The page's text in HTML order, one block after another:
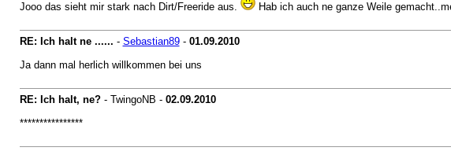
Jooo das sieht mir stark nach Dirt/Freeride aus. Hab ich auch ne ganze Weile
RE: Ich halt ne ...... - Sebastian89- 01.09.2010
Ja dann mal herlich willkommen bei uns
RE: Ich halt, ne?- TwingoNB - 02.09.2010
****************